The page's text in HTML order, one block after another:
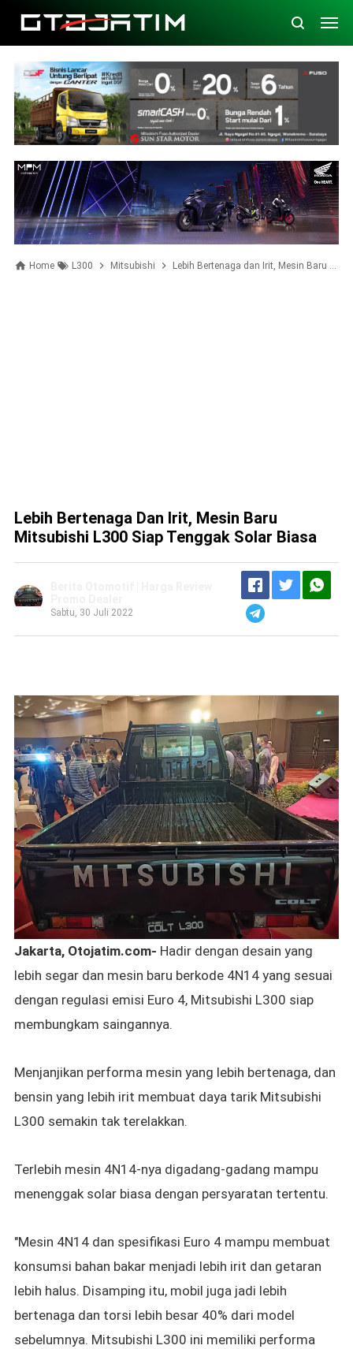
Home L300 Mitsubishi Lebih Bertenaga dan Irit, Mesin Baru Mitsubishi L300 Siap Tenggak Solar Biasa
Lebih Bertenaga Dan Irit, Mesin Baru
Mitsubishi L300 Siap Tenggak Solar Biasa
Sabtu, 30 Juli 2022
Jakarta, Otojatim.com- Hadir dengan desain yang
lebih segar dan mesin baru berkode 4N14 yang sesuai
dengan regulasi emisi Euro 4, Mitsubishi L300 siap
membungkam saingannya.
Menjanjikan performa mesin yang lebih bertenaga, dan
bensin yang lebih irit membuat daya tarik Mitsubishi
L300 semakin tak terelakkan.
Terlebih mesin 4N14-nya digadang-gadang mampu
menenggak solar biasa dengan persyaratan tertentu.
"Mesin 4N14 dan spesifikasi Euro 4 mampu membuat
konsumsi bahan bakar menjadi lebih irit dan getaran
lebih halus. Disamping itu, mobil juga jadi lebih
bertenaga dan torsi lebih besar 40% dari model
sebelumnya. Mitsubishi L300 ini memiliki performa